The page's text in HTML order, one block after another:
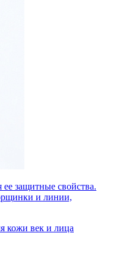
защитные свойства.
и линии,
кожи век и лица